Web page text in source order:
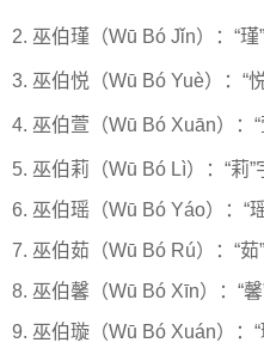
2. 巫伯瑾（Wū Bó Jǐn）：“
3. 巫伯悦（Wū Bó Yuè）：“
4. 巫伯萱（Wū Bó Xuān）：
5. 巫伯莉（Wū Bó Lì）：“莉
6. 巫伯瑶（Wū Bó Yáo）：“
7. 巫伯茹（Wū Bó Rú）：“
8. 巫伯馨（Wū Bó Xīn）：“
9. 巫伯璇（Wū Bó Xuán）：